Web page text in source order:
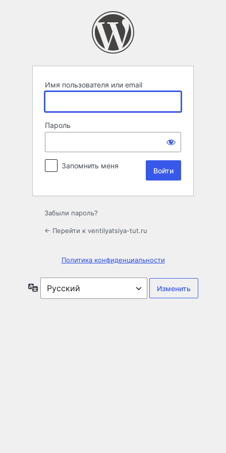
Имя пользователя или email
Пароль
Запомнить меня
Забыли пароль?
← Перейти к ventilyatsiya-tut.ru
Политика конфиденциальности
Язык